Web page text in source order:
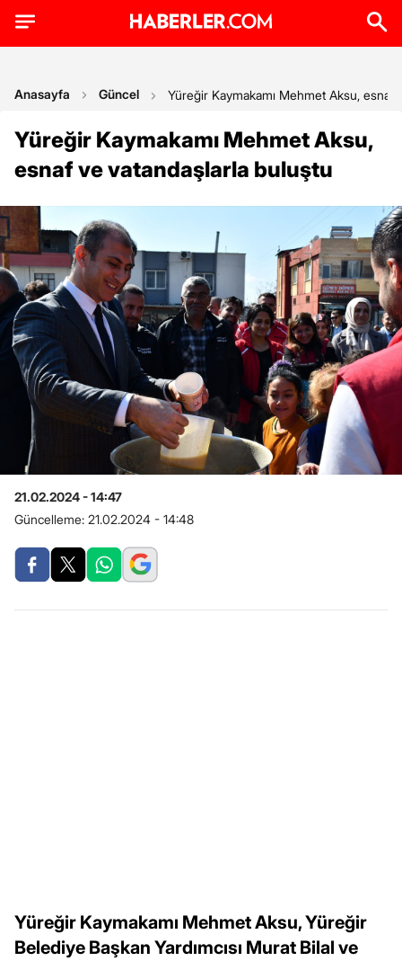
Anasayfa Güncel Yüreğir Kaymakamı Mehmet Aksu, esnaf
Yüreğir Kaymakamı Mehmet Aksu,
esnaf ve vatandaşlarla buluştu
21.02.2024 - 14:47
Güncelleme: 21.02.2024 - 14:48
Yüreğir Kaymakamı Mehmet Aksu, Yüreğir
Belediye Başkan Yardımcısı Murat Bilal ve